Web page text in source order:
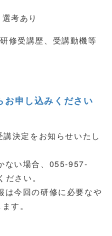
考あり
修受講歴、受講動機等
申し込みください
決定をお知らせいたし
ない場合、055-957-
さい。
は今回の研修に必要なや
す。